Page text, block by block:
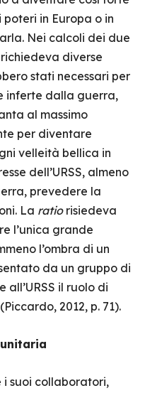
poteri in Europa o in
Nei calcoli dei due
diverse
stati necessari per
inferte dalla guerra,
al massimo
per diventare
velleità bellica in
dell’URSS, almeno
prevedere la
La ratiorisiedeva
l’unica grande
l’ombra di un
da un gruppo di
il ruolo di
2012, p. 71).
i suoi collaboratori,